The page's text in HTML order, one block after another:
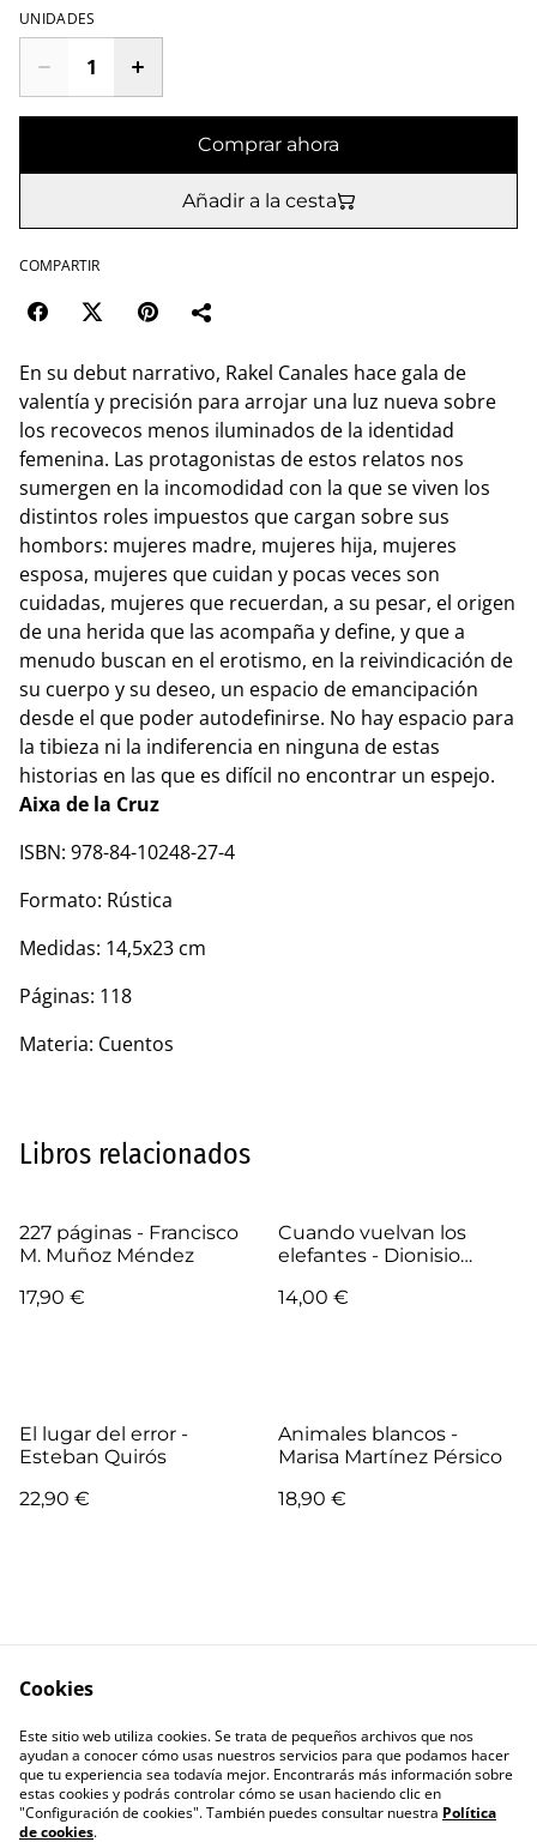
UNIDADES
Comprar ahora
Añadir a la cesta
COMPARTIR
En su debut narrativo, Rakel Canales hace gala de
valentía y precisión para arrojar una luz nueva sobre
los recovecos menos iluminados de la identidad
femenina. Las protagonistas de estos relatos nos
sumergen en la incomodidad con la que se viven los
distintos roles impuestos que cargan sobre sus
hombors: mujeres madre, mujeres hija, mujeres
esposa, mujeres que cuidan y pocas veces son
cuidadas, mujeres que recuerdan, a su pesar, el origen
de una herida que las acompaña y define, y que a
menudo buscan en el erotismo, en la reivindicación de
su cuerpo y su deseo, un espacio de emancipación
desde el que poder autodefinirse. No hay espacio para
la tibieza ni la indiferencia en ninguna de estas
historias en las que es difícil no encontrar un espejo.
Aixa de la Cruz
ISBN: 978-84-10248-27-4
Formato: Rústica
Medidas: 14,5x23 cm
Páginas: 118
Materia: Cuentos
Libros relacionados
227 páginas - Francisco
M. Muñoz Méndez
17,90 €
Cuando vuelvan los
elefantes - Dionisio
14,00 €
El lugar del error -
Esteban Quirós
22,90 €
Animales blancos -
Marisa Martínez Pérsico
18,90 €
Política de
privacidad
Política de cookies
Cookies
Este sitio web utiliza cookies. Se trata de pequeños archivos que nos
ayudan a conocer cómo usas nuestros servicios para que podamos hacer
que tu experiencia sea todavía mejor. Encontrarás más información sobre
estas cookies y podrás controlar cómo se usan haciendo clic en
"Configuración de cookies". También puedes consultar nuestra Política
de cookies.